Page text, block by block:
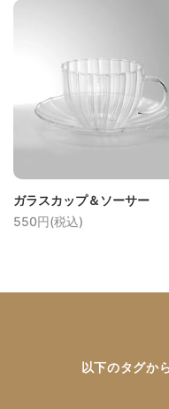
ガラスカップ＆ソーサー
550円(税込)
以下のタグか